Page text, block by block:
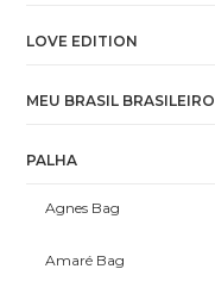
LOVE EDITION
MEU BRASIL BRASILEIRO
PALHA
Agnes Bag
Amaré Bag